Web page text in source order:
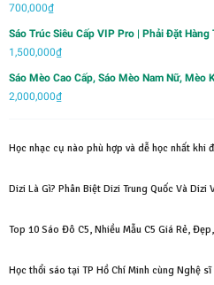
700,000₫
Sáo Trúc Siêu Cấp VIP Pro | Phải Đặt Hàng
1,500,000₫
Sáo Mèo Cao Cấp, Sáo Mèo Nam Nữ, Mèo
2,000,000₫
Học nhạc cụ nào phù hợp và dễ học nhất khi
Dizi Là Gì? Phân Biệt Dizi Trung Quốc Và Dizi
Top 10 Sáo Đô C5, Nhiều Mẫu C5 Giá Rẻ,
Học thổi sáo tại TP Hồ Chí Minh cùng Nghệ